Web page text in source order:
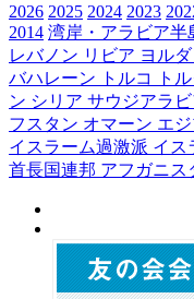
2026 2025 2024 2023
2014 湾岸・アラビア半
レバノン リビア ヨル
バハレーン
トルコ ト
ン シリア サウジアラビ
フスタン オマーン エジ
イスラーム過激派 イス
首長国連邦 アフガニス